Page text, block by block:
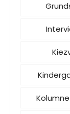
Kolumne